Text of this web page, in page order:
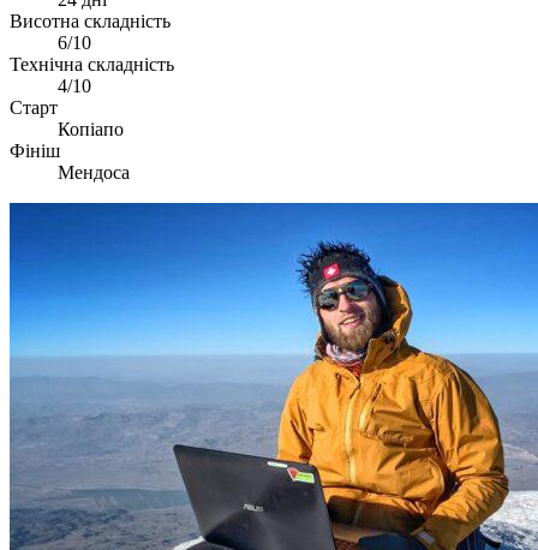
Висотна складність
6/10
Технічна складність
4/10
Старт
Копіапо
Фініш
Мендоса